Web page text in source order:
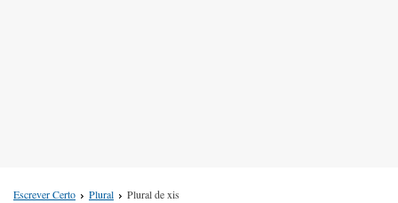
Escrever Certo Plural Plural de xis